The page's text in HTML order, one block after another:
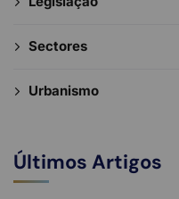
Sectores
Urbanismo
Últimos Artigos